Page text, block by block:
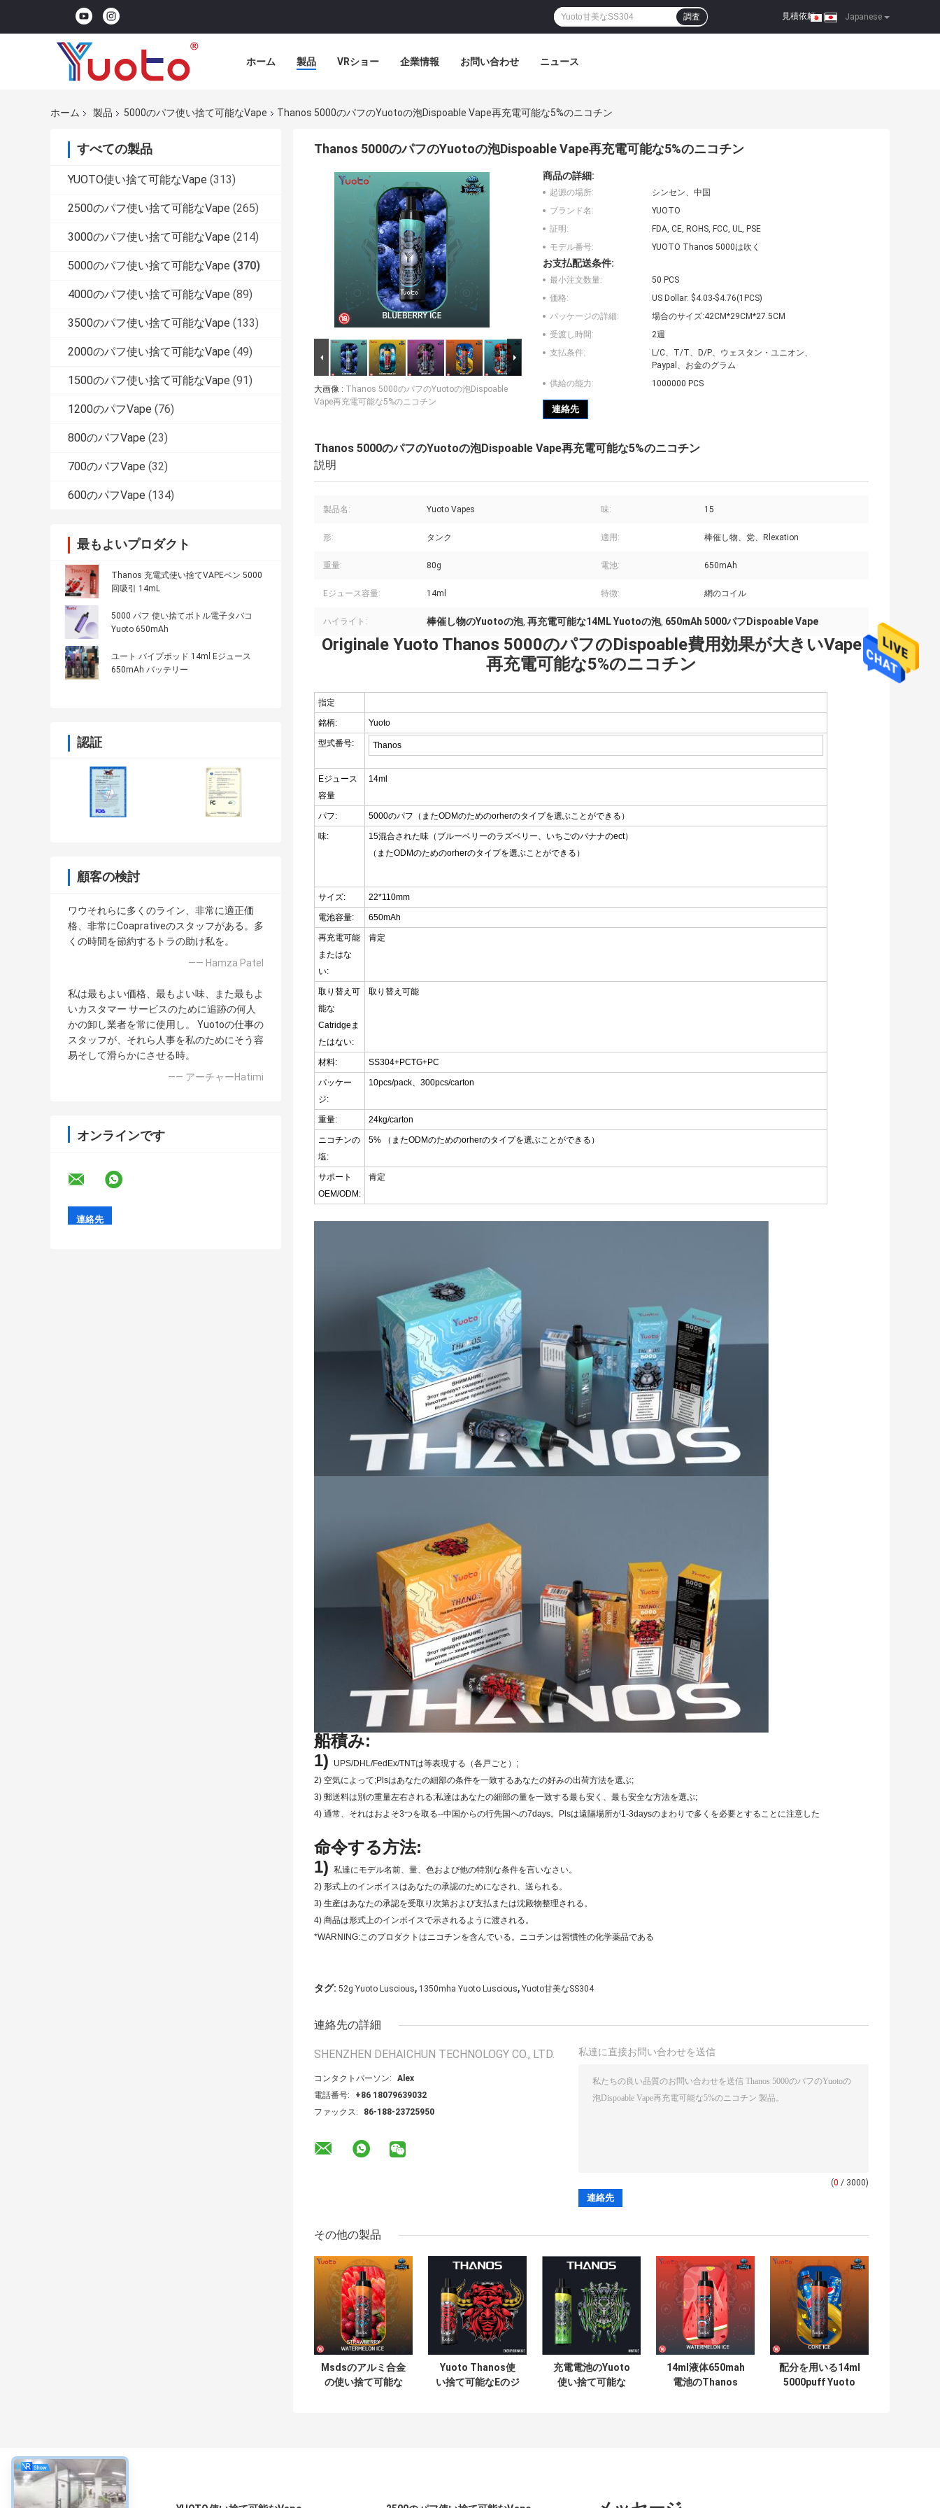
Japanese
見積依頼 |
調査
ホーム 製品 VRショー 企業情報 お問い合わせ ニュース
ホーム 製品 5000のパフ使い捨て可能なVape Thanos 5000のパフのYuotoの泡Dispoable Vape再充電可能な5%のニコチン
すべての製品
YUOTO使い捨て可能なVape (313)
2500のパフ使い捨て可能なVape (265)
3000のパフ使い捨て可能なVape (214)
5000のパフ使い捨て可能なVape (370)
4000のパフ使い捨て可能なVape (89)
3500のパフ使い捨て可能なVape (133)
2000のパフ使い捨て可能なVape (49)
1500のパフ使い捨て可能なVape (91)
1200のパフVape (76)
800のパフVape (23)
700のパフVape (32)
600のパフVape (134)
最もよいプロダクト
Thanos 充電式使い捨てVAPEペン 5000
回吸引 14mL
5000 パフ 使い捨てボトル電子タバコ
Yuoto 650mAh
ユート バイプポッド 14ml Eジュース
650mAh バッテリー
認証
顧客の検討
ワウそれらに多くのライン、非常に適正価
格、非常にCoaprativeのスタッフがある。多
くの時間を節約するトラの助け私を。
—— Hamza Patel
私は最もよい価格、最もよい味、また最もよ
いカスタマー サービスのために追跡の何人
かの卸し業者を常に使用し。 Yuotoの仕事の
スタッフが、それら人事を私のためにそう容
易そして滑らかにさせる時。
—— アーチャーHatimi
オンラインです
Thanos 5000のパフのYuotoの泡Dispoable Vape再充電可能な5%のニコチン
大画像 : Thanos 5000のパフのYuotoの泡Dispoable
Vape再充電可能な5%のニコチン
商品の詳細:
起源の場所:
シンセン、中国
ブランド名:
YUOTO
証明:
FDA, CE, ROHS, FCC, UL, PSE
モデル番号:
YUOTO Thanos 5000は吹く
お支払配送条件:
最小注文数量:
50 PCS
価格:
US Dollar: $4.03-$4.76(1PCS)
パッケージの詳細:
場合のサイズ:42CM*29CM*27.5CM
受渡し時間:
2週
支払条件:
L/C、T/T、D/P、ウェスタン・ユニオン、
Paypal、お金のグラム
供給の能力:
1000000 PCS
連絡先
Thanos 5000のパフのYuotoの泡Dispoable Vape再充電可能な5%のニコチン
説明
製品名: Yuoto Vapes 味: 15
形: タンク 適用: 棒催し物、党、Rlexation
重量: 80g 電池: 650mAh
Eジュース容量: 14ml 特徴: 網のコイル
ハイライト: 棒催し物のYuotoの泡, 再充電可能な14ML Yuotoの泡, 650mAh 5000パフDispoable Vape
Originale Yuoto Thanos 5000のパフのDispoable費用効果が大きいVape
再充電可能な5%のニコチン
指定
銘柄: Yuoto
型式番号: Thanos
Eジュース
容量
14ml
パフ: 5000のパフ（またODMのためのorherのタイプを選ぶことができる）
味:
15混合された味（ブルーベリーのラズベリー、いちごのバナナのect）
（またODMのためのorherのタイプを選ぶことができる）
サイズ: 22*110mm
電池容量: 650mAh
再充電可能
またはな
い:
肯定
取り替え可
能な
Catridgeま
たはない:
取り替え可能
材料: SS304+PCTG+PC
パッケー
ジ:
10pcs/pack、300pcs/carton
重量: 24kg/carton
ニコチンの
塩:
5% （またODMのためのorherのタイプを選ぶことができる）
サポート
OEM/ODM:
肯定
船積み:
1)
UPS/DHL/FedEx/TNTは等表現する（各戸ごと）;
2) 空気によって;Plsはあなたの細部の条件を一致するあなたの好みの出荷方法を選ぶ;
3) 郵送料は別の重量左右される;私達はあなたの細部の量を一致する最も安く、最も安全な方法を選ぶ;
4) 通常、それはおよそ3つを取る--中国からの行先国への7days。Plsは遠隔場所が1-3daysのまわりで多くを必要とすることに注意した
命令する方法:
1) 私達にモデル名前、量、色および他の特別な条件を言いなさい。
2) 形式上のインボイスはあなたの承認のためになされ、送られる。
3) 生産はあなたの承認を受取り次第および支払または沈殿物整理される。
4) 商品は形式上のインボイスで示されるように渡される。
*WARNING:このプロダクトはニコチンを含んでいる。ニコチンは習慣性の化学薬品である
タグ: 52g Yuoto Luscious, 1350mha Yuoto Luscious, Yuoto甘美なSS304
連絡先の詳細
SHENZHEN DEHAICHUN TECHNOLOGY CO., LTD.
コンタクトパーソン:
Alex
電話番号:
+86 18079639032
ファックス:
86-188-23725950
私達に直接お問い合わせを送信
(0 / 3000)
その他の製品
Msdsのアルミ合金
の使い捨て可能な
Yuoto Thanos使
い捨て可能なEのジ
充電電池のYuoto
使い捨て可能な
14ml液体650mah
電池のThanos
配分を用いる14ml
5000puff Yuoto